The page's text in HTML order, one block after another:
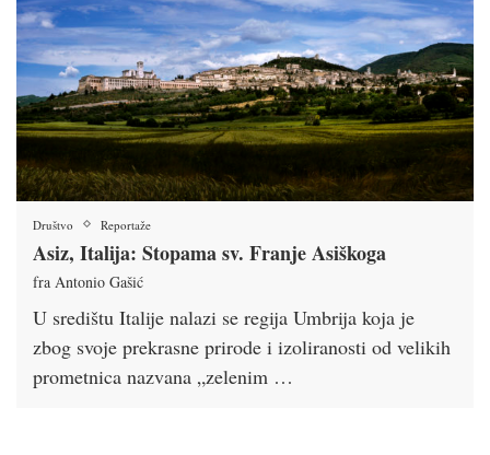
Društvo Reportaže
Asiz, Italija: Stopama sv. Franje Asiškoga
fra Antonio Gašić
U središtu Italije nalazi se regija Umbrija koja je
zbog svoje prekrasne prirode i izoliranosti od velikih
prometnica nazvana „zelenim …